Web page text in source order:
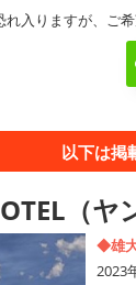
れ入りますが、ご
以下は掲
（ヤ
◆雄
2023